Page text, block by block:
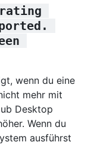
wenn du eine
mehr mit
Desktop
Wenn du
ausführst